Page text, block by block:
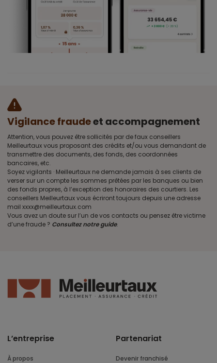
Vigilance fraudeet accompagnement
Attention, vous pouvez être sollicités par de faux conseillers
Meilleurtaux vous proposant des crédits et/ou vous demandant de
transmettre des documents, des fonds, des coordonnées
bancaires, etc.
Soyez vigilants · Meilleurtaux ne demande jamais à ses clients de
verser sur un compte les sommes prêtées par les banques ou bien
des fonds propres, à l’exception des honoraires des courtiers. Les
conseillers Meilleurtaux vous écriront toujours depuis une adresse
mail xxxx@meilleurtaux.com
Vous avez un doute sur l’un de vos contacts ou pensez être victime
d’une fraude ? Consultez notre guide.
L’entreprise
À propos
Partenariat
Devenir franchisé